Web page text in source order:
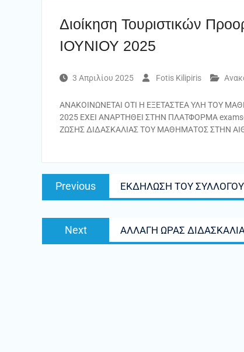
Διοίκηση Τουριστικών
ΙΟΥΝΙΟΥ 2025
3 Απριλίου 2025 Fotis Kilipiris
ΑΝΑΚΟΙΝΩΝΕΤΑΙ ΟΤΙ Η ΕΞΕΤΑΣΤΕΑ ΥΛΗ ΤΟΥ
2025 ΕΧΕΙ ΑΝΑΡΤΗΘΕΙ ΣΤΗΝ ΠΛΑΤΦΟΡΜΑ
ΖΩΣΗΣ ΔΙΔΑΣΚΑΛΙΑΣ ΤΟΥ ΜΑΘΗΜΑΤΟΣ ΣΤΗΝ
Πλοήγηση
άρθρων
Previous
post:
ΕΚΔΗΛΩΣΗ ΤΟΥ
Next
post:
AΛΛΑΓΗ ΩΡΑΣ